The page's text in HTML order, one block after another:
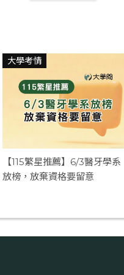
大學考情
【115繁星推薦】6/3醫牙學系
放榜，放棄資格要留意